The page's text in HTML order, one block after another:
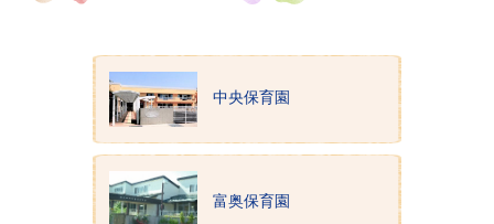
中央保育園
富奥保育園